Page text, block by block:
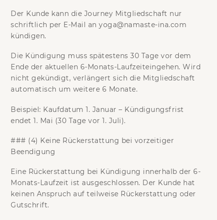
Der Kunde kann die Journey Mitgliedschaft nur
schriftlich per E-Mail anyoga@namaste-ina.com
kündigen.
Die Kündigung muss spätestens 30 Tage vor dem
Ende der aktuellen 6-Monats-Laufzeiteingehen. Wird
nicht gekündigt, verlängert sich die Mitgliedschaft
automatisch um weitere 6 Monate.
Beispiel: Kaufdatum 1. Januar – Kündigungsfrist
endet 1. Mai (30 Tage vor 1. Juli).
### (4) Keine Rückerstattung bei vorzeitiger
Beendigung
Eine Rückerstattung bei Kündigung innerhalb der 6-
Monats-Laufzeit ist ausgeschlossen. Der Kunde hat
keinen Anspruch auf teilweise Rückerstattung oder
Gutschrift.